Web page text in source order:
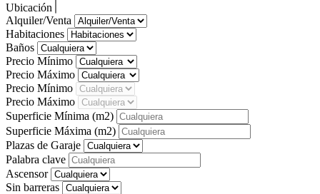
Ubicación
Alquiler/Venta
Habitaciones
Baños
Precio Mínimo
Precio Máximo
Precio Mínimo
Precio Máximo
Superficie Mínima (m2)
Superficie Máxima (m2)
Plazas de Garaje
Palabra clave
Ascensor
Sin barreras